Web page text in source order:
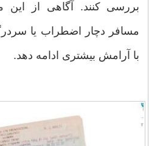
بررسی کنند. آگاهی از
مسافر دچار اضطراب یا
با آرامش بیشتری ادامه دهد.